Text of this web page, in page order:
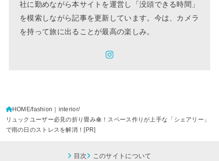
社に勤めながら本サイトを運営し「没頭できる時間」
を模索しながら記事を更新しています。今は、カメラ
を持って旅に出ることが最高の楽しみ。
HOME fashion｜interior
リュックユーザー必見の折り畳み傘！スペース作りが上手な「シェアリー」
で雨の日のストレスを解消！[PR]
目次 このサイトについて